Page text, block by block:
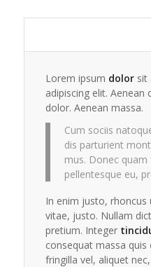
Lorem ipsum dolorsit
adipiscing elit.
dolor. Aenean massa.
Cum sociis
dis parturient
mus. Donec quam
pellentesque eu,
In enim justo, rhoncus
vitae, justo. Nullam
pretium. Integer
consequat massa
fringilla vel, aliquet